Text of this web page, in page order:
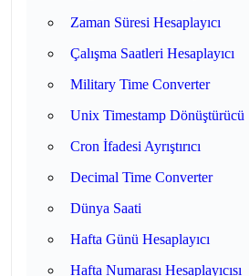
Zaman Süresi Hesaplayıcı
Çalışma Saatleri Hesaplayıcı
Military Time Converter
Unix Timestamp Dönüştürücü
Cron İfadesi Ayrıştırıcı
Decimal Time Converter
Dünya Saati
Hafta Günü Hesaplayıcı
Hafta Numarası Hesaplayıcısı